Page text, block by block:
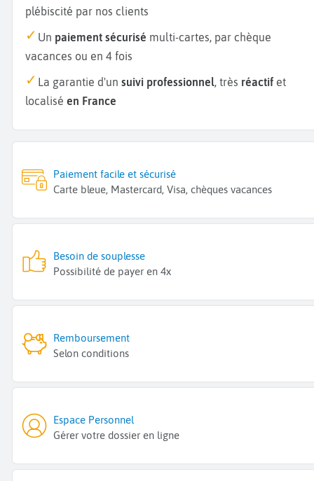
plébiscité par nos clients
Un paiement sécurisé multi-cartes, par chèque
vacances ou en 4 fois
La garantie d'un suivi professionnel, très réactif et
localisé en France
Paiement facile et sécurisé
Carte bleue, Mastercard, Visa, chèques vacances
Besoin de souplesse
Possibilité de payer en 4x
Remboursement
Selon conditions
Espace Personnel
Gérer votre dossier en ligne